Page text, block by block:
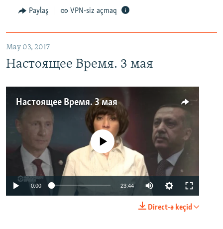
Paylaş VPN-siz açmaq
May 03, 2017
Настоящее Время. 3 мая
Настоящее Время. 3 мая
No media source currently available
0:00 23:44
Direct-ə keçid